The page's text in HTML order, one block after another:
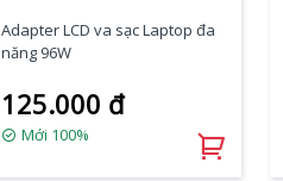
Adapter LCD va sạc Laptop đa
năng 96W
125.000 đ
Mới 100%